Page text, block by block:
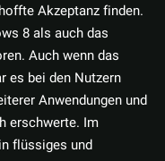
Akzeptanz finden.
8 als auch das
Auch wenn das
es bei den Nutzern
Anwendungen und
erschwerte. Im
flüssiges und